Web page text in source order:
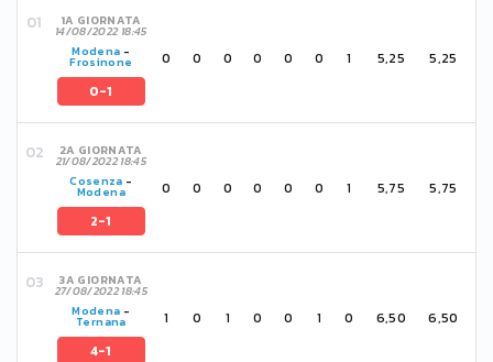
1A GIORNATA
14/08/2022 18:45
Modena -
Frosinone
0-1
0 0 0 0 0 0 1 5,25 5,25
2A GIORNATA
21/08/2022 18:45
Cosenza -
Modena
2-1
0 0 0 0 0 0 1 5,75 5,75
3A GIORNATA
27/08/2022 18:45
Modena -
Ternana
4-1
1 0 1 0 0 1 0 6,50 6,50